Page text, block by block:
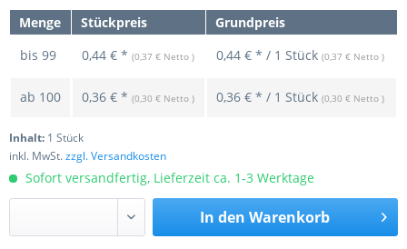
Menge Stückpreis
Grundpreis
bis 99 0,44 € * (0,37 € Netto ) 0,44 € * / 1 Stück (0,37 € Netto )
ab 100 0,36 € * (0,30 € Netto ) 0,36 € * / 1 Stück (0,30 € Netto )
Inhalt: 1 Stück
inkl. MwSt.zzgl. Versandkosten
Sofort versandfertig, Lieferzeit ca. 1-3 Werktage
In den Warenkorb